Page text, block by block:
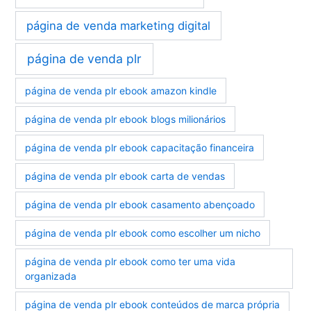
página de venda marketing digital
página de venda plr
página de venda plr ebook amazon kindle
página de venda plr ebook blogs milionários
página de venda plr ebook capacitação financeira
página de venda plr ebook carta de vendas
página de venda plr ebook casamento abençoado
página de venda plr ebook como escolher um nicho
página de venda plr ebook como ter uma vida
organizada
página de venda plr ebook conteúdos de marca própria